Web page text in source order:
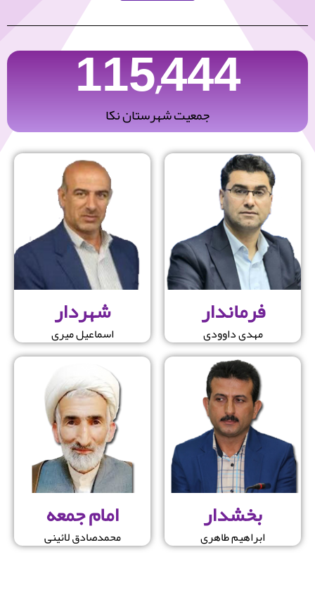
115,444
جمعیت شهرستان نکا
فرماندار
مهدی داوودی
بخشدار
ابراهیم طاهری
شهردار
اسماعیل میری
امام جمعه
محمدصادق لائینی